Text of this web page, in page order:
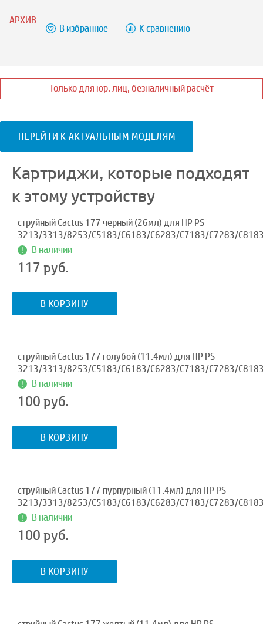
АРХИВ
В избранное К сравнению
Только для юр. лиц, безналичный расчёт
ПЕРЕЙТИ К АКТУАЛЬНЫМ МОДЕЛЯМ
Картриджи, которые подходят
к этому устройству
струйный Cactus 177 черный (26мл) для HP PS
3213/3313/8253/C5183/C6183/C6283/C7183/C7283/
В наличии
117 руб.
В КОРЗИНУ
струйный Cactus 177 голубой (11.4мл) для HP PS
3213/3313/8253/C5183/C6183/C6283/C7183/C7283/
В наличии
100 руб.
В КОРЗИНУ
струйный Cactus 177 пурпурный (11.4мл) для HP PS
3213/3313/8253/C5183/C6183/C6283/C7183/C7283/
В наличии
100 руб.
В КОРЗИНУ